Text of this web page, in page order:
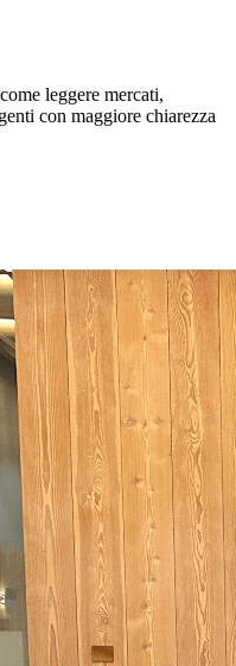
leggere mercati,
con maggiore chiarezza